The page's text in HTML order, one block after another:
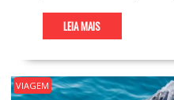
LEIA MAIS
VIAGEM